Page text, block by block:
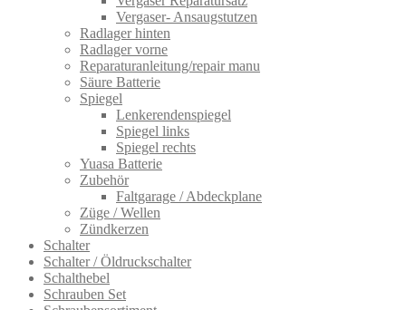
Vergaser- Ansaugstutzen
Radlager hinten
Radlager vorne
Reparaturanleitung/repair manu
Säure Batterie
Spiegel
Lenkerendenspiegel
Spiegel links
Spiegel rechts
Yuasa Batterie
Zubehör
Faltgarage / Abdeckplane
Züge / Wellen
Zündkerzen
Schalter
Schalter / Öldruckschalter
Schalthebel
Schrauben Set